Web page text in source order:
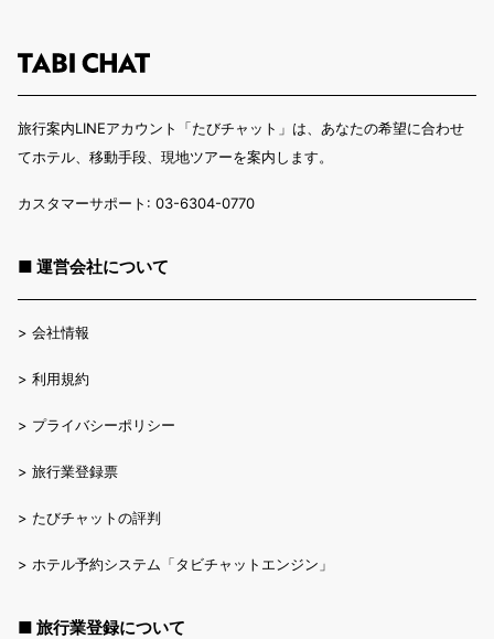
旅行案内LINEアカウント「たびチャット」は、あなたの希望に合わせ
てホテル、移動手段、現地ツアーを案内します。
カスタマーサポート: 03-6304-0770
■ 運営会社について
> 会社情報
> 利用規約
> プライバシーポリシー
> 旅行業登録票
> たびチャットの評判
> ホテル予約システム「タビチャットエンジン」
■ 旅行業登録について